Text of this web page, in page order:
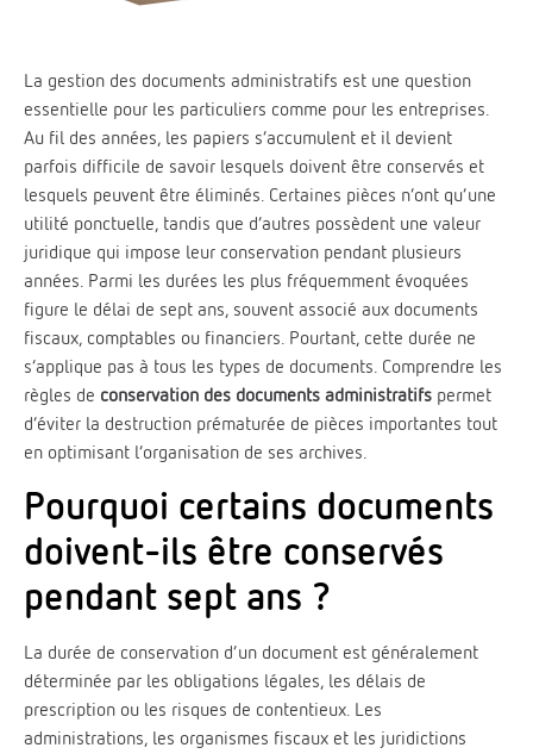
La gestion des documents administratifs est une question
essentielle pour les particuliers comme pour les entreprises.
Au fil des années, les papiers s’accumulent et il devient
parfois difficile de savoir lesquels doivent être conservés et
lesquels peuvent être éliminés. Certaines pièces n’ont qu’une
utilité ponctuelle, tandis que d’autres possèdent une valeur
juridique qui impose leur conservation pendant plusieurs
années. Parmi les durées les plus fréquemment évoquées
figure le délai de sept ans, souvent associé aux documents
fiscaux, comptables ou financiers. Pourtant, cette durée ne
s’applique pas à tous les types de documents. Comprendre les
règles de conservation des documents administratifs permet
d’éviter la destruction prématurée de pièces importantes tout
en optimisant l’organisation de ses archives.
Pourquoi certains documents
doivent-ils être conservés
pendant sept ans ?
La durée de conservation d’un document est généralement
déterminée par les obligations légales, les délais de
prescription ou les risques de contentieux. Les
administrations, les organismes fiscaux et les juridictions